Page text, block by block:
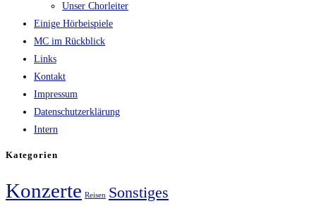
Unser Chorleiter
Einige Hörbeispiele
MC im Rückblick
Links
Kontakt
Impressum
Datenschutzerklärung
Intern
Kategorien
Konzerte Reisen Sonstiges